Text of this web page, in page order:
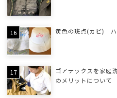
黄色の斑点(カビ) ハ
ゴアテックスを家庭
のメリットについて